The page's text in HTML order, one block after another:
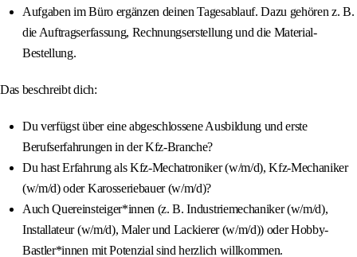
Aufgaben im Büro ergänzen deinen Tagesablauf. Dazu gehören z. B.
die Auftragserfassung, Rechnungserstellung und die Material-
Bestellung.
Das beschreibt dich:
Du verfügst über eine abgeschlossene Ausbildung und erste
Berufserfahrungen in der Kfz-Branche?
Du hast Erfahrung als Kfz-Mechatroniker (w/m/d), Kfz-Mechaniker
(w/m/d) oder Karosseriebauer (w/m/d)?
Auch Quereinsteiger*innen (z. B. Industriemechaniker (w/m/d),
Installateur (w/m/d), Maler und Lackierer (w/m/d)) oder Hobby-
Bastler*innen mit Potenzial sind herzlich willkommen.